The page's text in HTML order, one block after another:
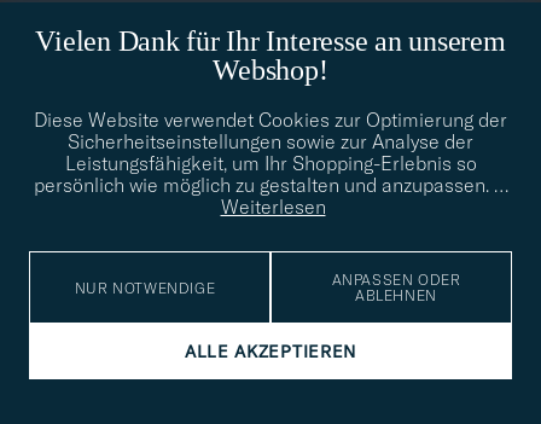
Vielen Dank für Ihr Interesse an unserem
Webshop!
Diese Website verwendet Cookies zur Optimierung der
Sicherheitseinstellungen sowie zur Analyse der
Leistungsfähigkeit, um Ihr Shopping-Erlebnis so
persönlich wie möglich zu gestalten und anzupassen. …
Weiterlesen
NUR NOTWENDIGE
ANPASSEN ODER
ABLEHNEN
ALLE AKZEPTIEREN
info@careofcarl.de
Benötigen Sie Hilfe bei der Suche nach Ihrem persönlichen Stil?
Wenden Sie sich an uns, wir helfen Ihnen gerne weiter!
STILBERATUNG